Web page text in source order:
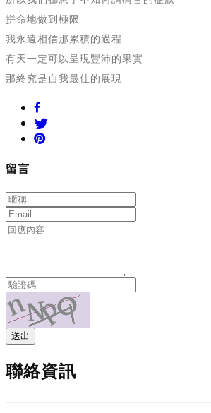
拼命地做到極限
我永遠相信那累積的過程
有天一定可以呈現豐沛的果實
那終究是自我最佳的展現
留言
送出
聯絡資訊